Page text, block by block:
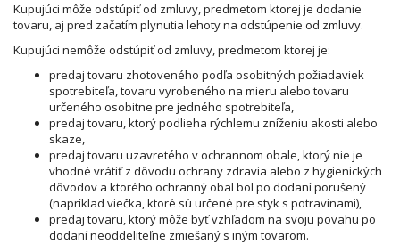
Kupujúci môže odstúpiť od zmluvy, predmetom ktorej je dodanie
tovaru, aj pred začatím plynutia lehoty na odstúpenie od zmluvy.
Kupujúci nemôže odstúpiť od zmluvy, predmetom ktorej je:
predaj tovaru zhotoveného podľa osobitných požiadaviek
spotrebiteľa, tovaru vyrobeného na mieru alebo tovaru
určeného osobitne pre jedného spotrebiteľa,
predaj tovaru, ktorý podlieha rýchlemu zníženiu akosti alebo
skaze,
predaj tovaru uzavretého v ochrannom obale, ktorý nie je
vhodné vrátiť z dôvodu ochrany zdravia alebo z hygienických
dôvodov a ktorého ochranný obal bol po dodaní porušený
(napríklad viečka, ktoré sú určené pre styk s potravinami),
predaj tovaru, ktorý môže byť vzhľadom na svoju povahu po
dodaní neoddeliteľne zmiešaný s iným tovarom.